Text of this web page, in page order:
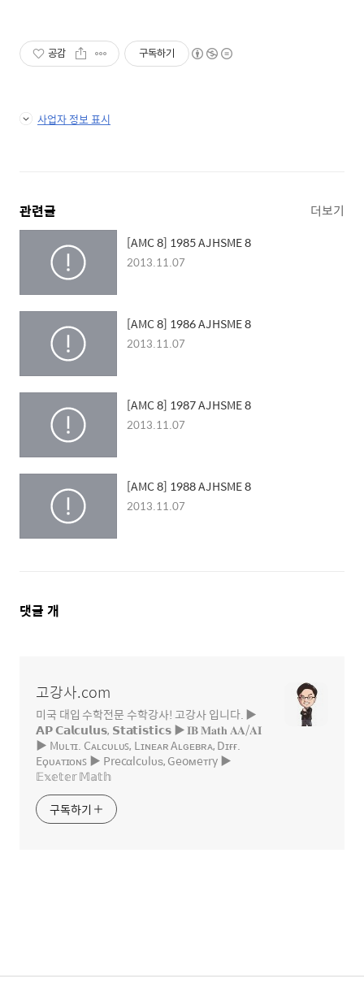
공감 구독하기
사업자 정보 표시
관련글 더보기
[AMC 8] 1985 AJHSME 8
2013.11.07
[AMC 8] 1986 AJHSME 8
2013.11.07
[AMC 8] 1987 AJHSME 8
2013.11.07
[AMC 8] 1988 AJHSME 8
2013.11.07
댓
댓글 개
고강사.com
미국 대입 수학전문 수학강사! 고강사 입니다. ▶
𝗔𝗣 𝗖𝗮𝗹𝗰𝘂𝗹𝘂𝘀, 𝗦𝘁𝗮𝘁𝗶𝘀𝘁𝗶𝗰𝘀 ▶ 𝐈𝐁 𝐌𝐚𝐭𝐡 𝐀𝐀/𝐀𝐈
▶ Mᴜʟᴛɪ. Cᴀʟᴄᴜʟᴜꜱ, Lɪɴᴇᴀʀ Aʟɢᴇʙʀᴀ, Dɪғғ.
Eϙᴜᴀᴛɪᴏɴꜱ ▶ Precαlcυlυѕ, Geoмeтry ▶
𝔼𝕩𝕖𝕥𝕖𝕣 𝕄𝕒𝕥𝕙
구독하기